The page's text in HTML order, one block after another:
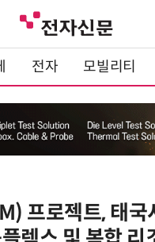
전자 모빌리티
프로젝트, 태국